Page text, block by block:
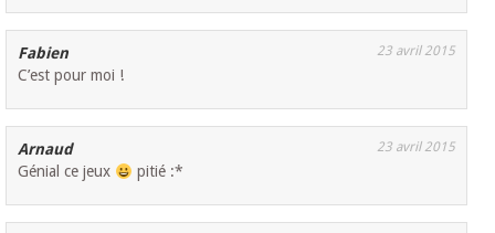
Fabien 23 avril 2015
C’est pour moi !
Arnaud 23 avril 2015
Génial ce jeux pitié :*